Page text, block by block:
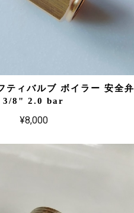
ティバルブ ボイラー 安全弁
3/8" 2.0 bar
¥8,000